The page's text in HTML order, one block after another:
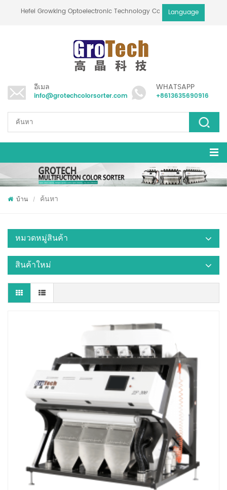
Hefei Growking Optoelectronic Technology Co.,LtdLanguage
อีเมล
info@grotechcolorsorter.com
WHATSAPP
+8613635690916
บ้าน / ค้นหา
หมวดหมู่สินค้า
สินค้าใหม่